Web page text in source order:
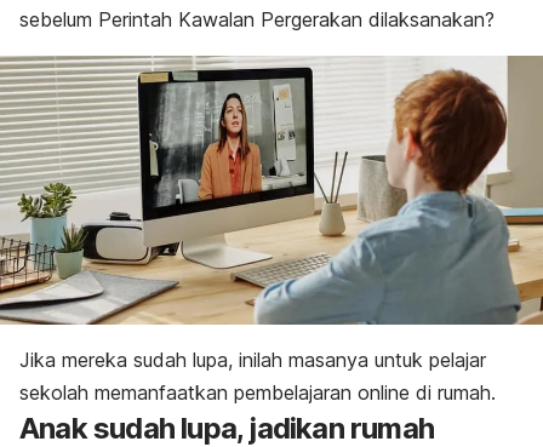
sebelum Perintah Kawalan Pergerakan dilaksanakan?
Jika mereka sudah lupa, inilah masanya untuk pelajar
sekolah memanfaatkan pembelajaran online di rumah.
Anak sudah lupa, jadikan rumah